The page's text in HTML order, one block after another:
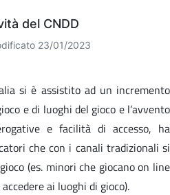
del CNDD
23/01/2023
si è assistito ad un incremento
e di luoghi del gioco e l’avvento
e facilità di accesso, ha
che con i canali tradizionali si
(es. minori che giocano on line
ai luoghi di gioco).